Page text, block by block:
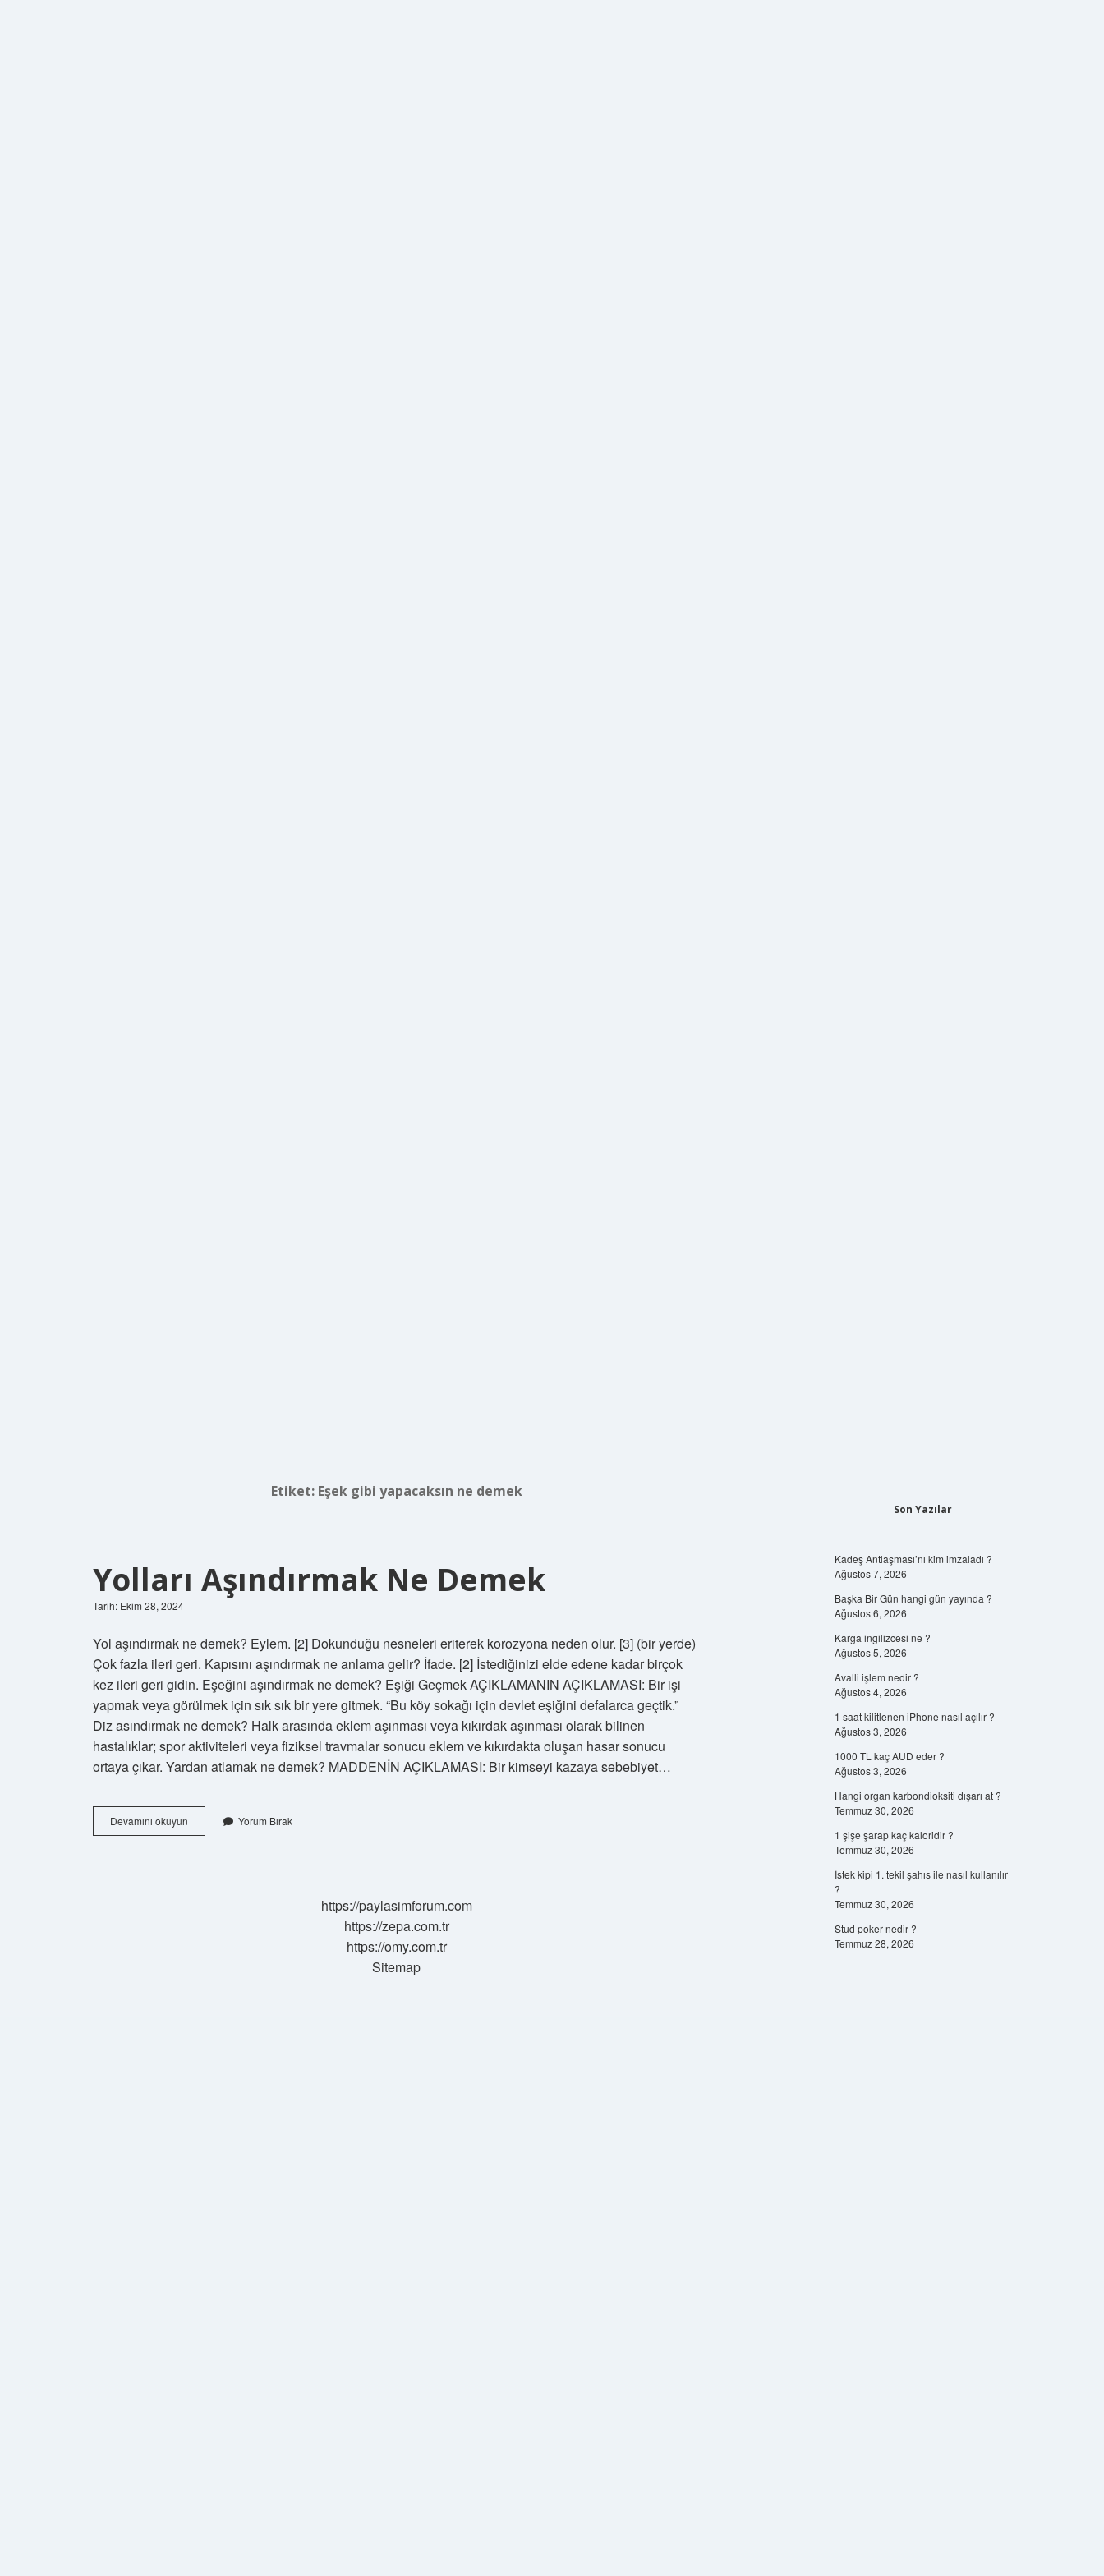
Etiket: Eşek gibi yapacaksın ne demek
Yolları Aşındırmak Ne Demek
Tarih: Ekim 28, 2024
Yol aşındırmak ne demek? Eylem. [2] Dokunduğu nesneleri eriterek korozyona neden olur. [3] (bir yerde)
Çok fazla ileri geri. Kapısını aşındırmak ne anlama gelir? İfade. [2] İstediğinizi elde edene kadar birçok
kez ileri geri gidin. Eşeğini aşındırmak ne demek? Eşiği Geçmek AÇIKLAMANIN AÇIKLAMASI: Bir işi
yapmak veya görülmek için sık sık bir yere gitmek. “Bu köy sokağı için devlet eşiğini defalarca geçtik.”
Diz asındırmak ne demek? Halk arasında eklem aşınması veya kıkırdak aşınması olarak bilinen
hastalıklar; spor aktiviteleri veya fiziksel travmalar sonucu eklem ve kıkırdakta oluşan hasar sonucu
ortaya çıkar. Yardan atlamak ne demek? MADDENİN AÇIKLAMASI: Bir kimseyi kazaya sebebiyet…
Devamını okuyun
Aşındırmak
Yorum Bırak
https://paylasimforum.com
https://zepa.com.tr
https://omy.com.tr
Sitemap
Son Yazılar
Kadeş Antlaşması’nı kim imzaladı ?
Ağustos 7, 2026
Başka Bir Gün hangi gün yayında ?
Ağustos 6, 2026
Karga ingilizcesi ne ?
Ağustos 5, 2026
Avalli işlem nedir ?
Ağustos 4, 2026
1 saat kilitlenen iPhone nasıl açılır ?
Ağustos 3, 2026
1000 TL kaç AUD eder ?
Ağustos 3, 2026
Hangi organ karbondioksiti dışarı at ?
Temmuz 30, 2026
1 şişe şarap kaç kaloridir ?
Temmuz 30, 2026
İstek kipi 1. tekil şahıs ile nasıl kullanılır
?
Temmuz 30, 2026
Stud poker nedir ?
Temmuz 28, 2026